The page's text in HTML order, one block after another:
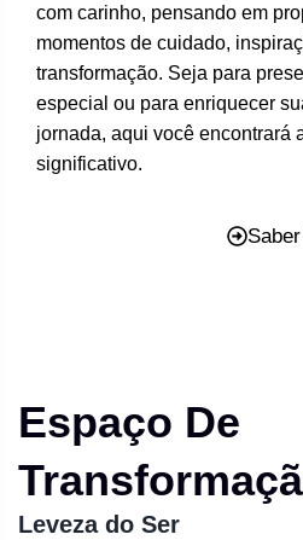
com carinho, pensando em
momentos de cuidado,
transformação. Seja para
especial ou para enriquecer
jornada, aqui você encontrará
significativo.
Espaço De
Leveza do Ser